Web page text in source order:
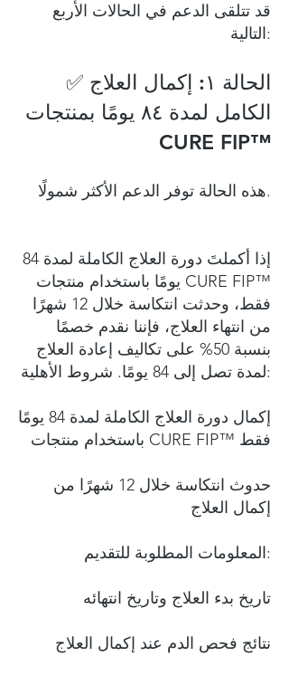
قد تتلقى الدعم في الحالات الأربع
التالية:
✅ الحالة ١: إكمال العلاج
الكامل لمدة ٨٤ يومًا بمنتجات
CURE FIP™
هذه الحالة توفر الدعم الأكثر شمولًا.
إذا أكملتَ دورة العلاج الكاملة لمدة 84
يومًا باستخدام منتجات CURE FIP™
فقط، وحدثت انتكاسة خلال 12 شهرًا
من انتهاء العلاج، فإننا نقدم خصمًا
بنسبة 50% على تكاليف إعادة العلاج
لمدة تصل إلى 84 يومًا. شروط الأهلية:
إكمال دورة العلاج الكاملة لمدة 84 يومًا
باستخدام منتجات CURE FIP™ فقط
حدوث انتكاسة خلال 12 شهرًا من
إكمال العلاج
المعلومات المطلوبة للتقديم:
تاريخ بدء العلاج وتاريخ انتهائه
نتائج فحص الدم عند إكمال العلاج